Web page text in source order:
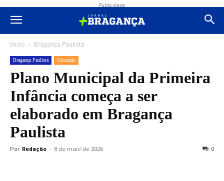
Publicidade
Início Bragança Paulista
Bragança Paulista Educação
Plano Municipal da Primeira
Infância começa a ser
elaborado em Bragança
Paulista
Por Redação - 8 de maio de 2026 0